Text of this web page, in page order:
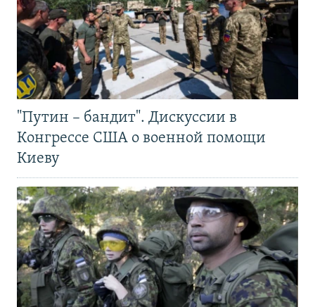
"Путин – бандит". Дискуссии в
Конгрессе США о военной помощи
Киеву